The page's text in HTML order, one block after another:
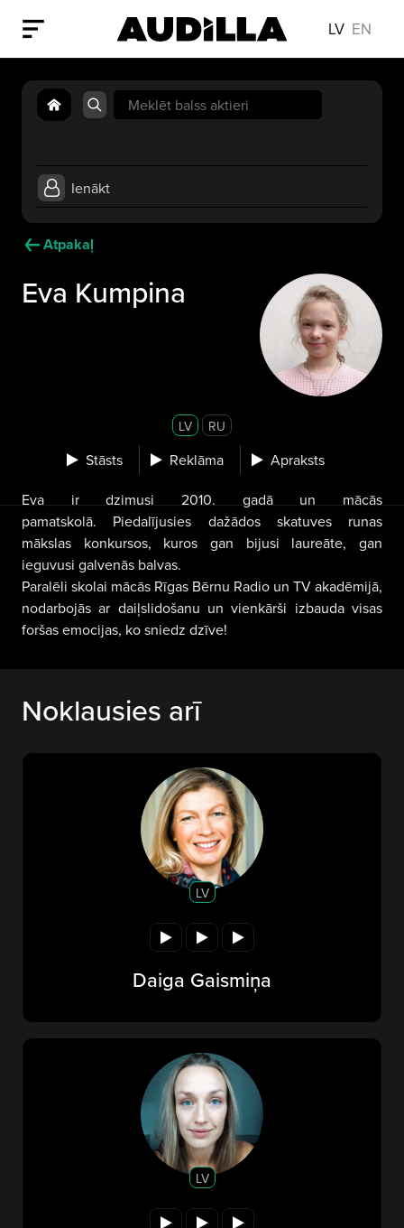
LV EN
Search
for:
Ienākt
Atpakaļ
Eva Kumpina
LV RU
Stāsts Reklāma Apraksts
Eva ir dzimusi 2010. gadā un mācās
pamatskolā. Piedalījusies dažādos skatuves runas
mākslas konkursos, kuros gan bijusi laureāte, gan
ieguvusi galvenās balvas.
Paralēli skolai mācās Rīgas Bērnu Radio un TV akadēmijā,
nodarbojās ar daiļslidošanu un vienkārši izbauda visas
foršas emocijas, ko sniedz dzīve!
Noklausies arī
LV
Daiga Gaismiņa
LV